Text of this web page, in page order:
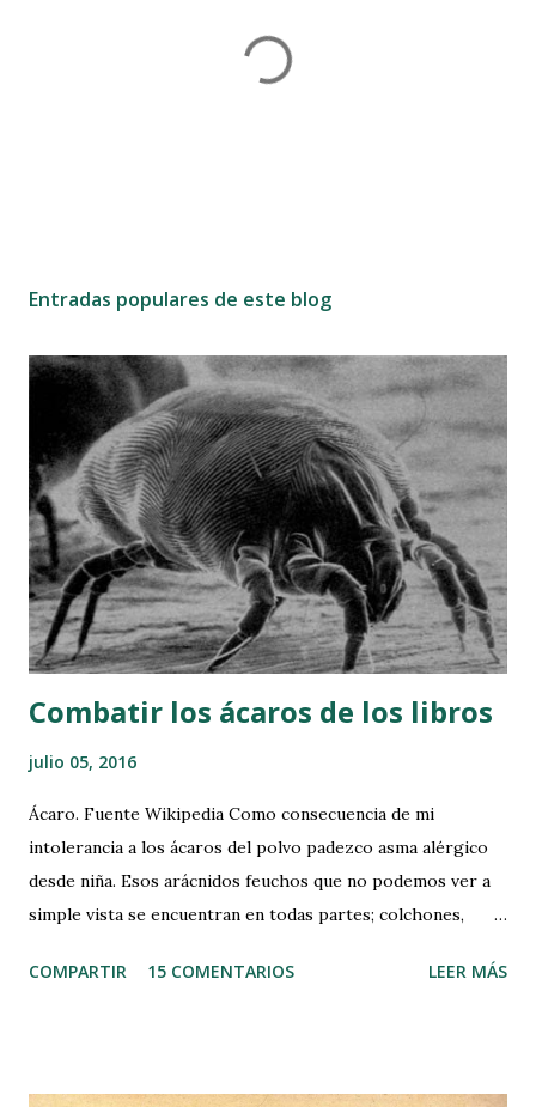
b
l
c
n
c
o
m
e
n
t
a
i
Entradas populares de este blog
Combatir los ácaros de los libros
julio 05, 2016
Ácaro. Fuente Wikipedia Como consecuencia de mi
intolerancia a los ácaros del polvo padezco asma alérgico
desde niña. Esos arácnidos feuchos que no podemos ver a
simple vista se encuentran en todas partes; colchones,
quizás algo más, comenté por Facebook mi intención de
COMPARTIR 15 COMENTARIOS LEER MÁS